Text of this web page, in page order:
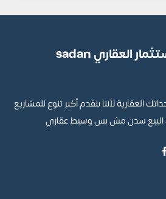
سدن انفستمنت للاستثمار العقاري sadan
العقارية لأننا بنقدم أكبر تنوع للمشاريع
البيع سدن مش بس وسيط عقاري